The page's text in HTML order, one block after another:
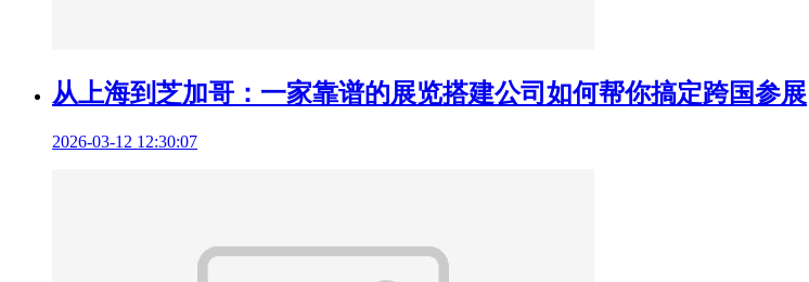
从上海到芝加哥：一家靠谱的展览搭建公司如何帮你搞定跨国参展
2026-03-12 12:30:07